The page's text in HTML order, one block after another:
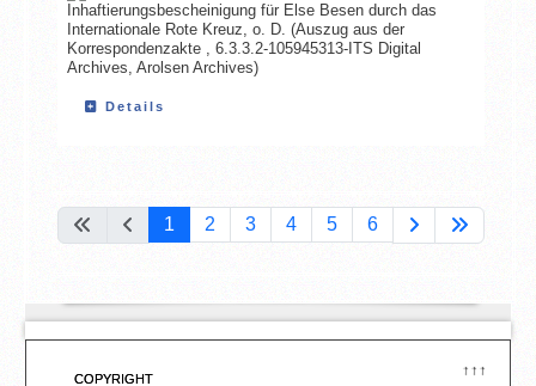
↑↑↑
COPYRIGHT
Inhaftierungsbescheinigung für Else Besen durch das
Internationale Rote Kreuz, o. D. (Auszug aus der
Korrespondenzakte , 6.3.3.2-105945313-ITS Digital
Archives, Arolsen Archives)
Details
Seite 1 von 6
1 2 3 4 5 6